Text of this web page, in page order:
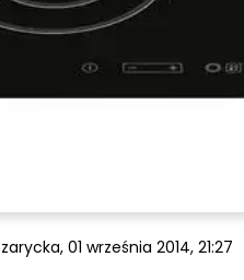
01 września 2014, 21:27